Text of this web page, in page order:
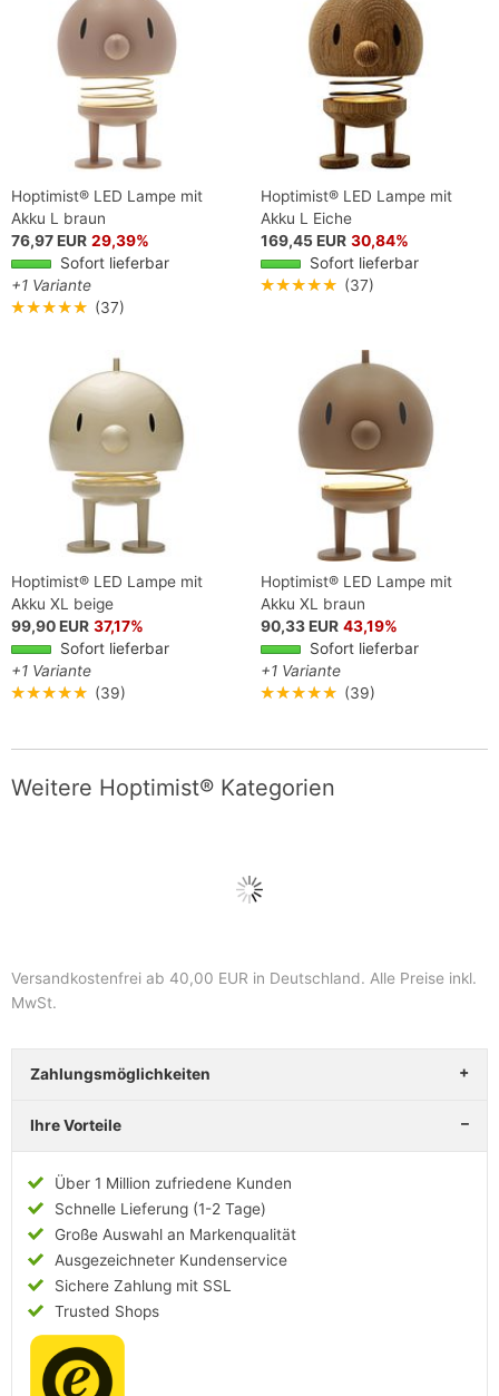
Hoptimist® LED Lampe mit
Akku L braun
76,97 EUR 29,39%
Sofort lieferbar
+1 Variante
★★★★★ (37)
Hoptimist® LED Lampe mit
Akku L Eiche
169,45 EUR 30,84%
Sofort lieferbar
★★★★★ (37)
Hoptimist® LED Lampe mit
Akku XL beige
99,90 EUR 37,17%
Sofort lieferbar
+1 Variante
★★★★★ (39)
Hoptimist® LED Lampe mit
Akku XL braun
90,33 EUR 43,19%
Sofort lieferbar
+1 Variante
★★★★★ (39)
Weitere Hoptimist® Kategorien
Versandkostenfrei ab 40,00 EUR in Deutschland. Alle Preise inkl.
MwSt.
Zahlungsmöglichkeiten
Ihre Vorteile
Über 1 Million zufriedene Kunden
Schnelle Lieferung (1-2 Tage)
Große Auswahl an Markenqualität
Ausgezeichneter Kundenservice
Sichere Zahlung mit SSL
Trusted Shops